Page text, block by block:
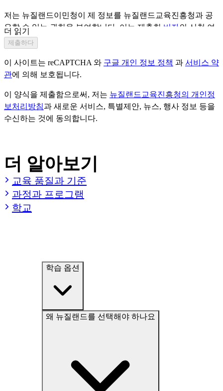
저는 뉴질랜드이민청이 제 정보를 뉴질랜드교육진흥청과 공
유할 수 있는 권한을 부여합니다. 이는 제출한 비자 의 신청 여
부, 상태 및 결과를
에 따라 사용할 수 있도록 하는 내용을 포함하고 있습니다. 뉴
질랜드교육진흥청에 공유되는 정보는 학생비자 신청 전/후의
정보 (예: 유학후 워크비자) 도 포함될 수 있습니다. 이는 더 원
및 분석에 활용될 수 있게 됩니다.
더 읽기
제출하다
이 사이트는 reCAPTCHA 와 구글 개인 정보 정책 과 서비스 약
관에 의해 보호됩니다.
이 양식을 제출함으로써, 저는 뉴질랜드교육진흥청의 개인정
보처리방침과 새로운 서비스, 특별제안, 뉴스, 행사 정보 등을
수신하는 것에 동의합니다.
더 알아보기
교육 품질과 기준
과정과 프로그램
학교
학습 옵션
왜 뉴질랜드를 선택해야 하나요